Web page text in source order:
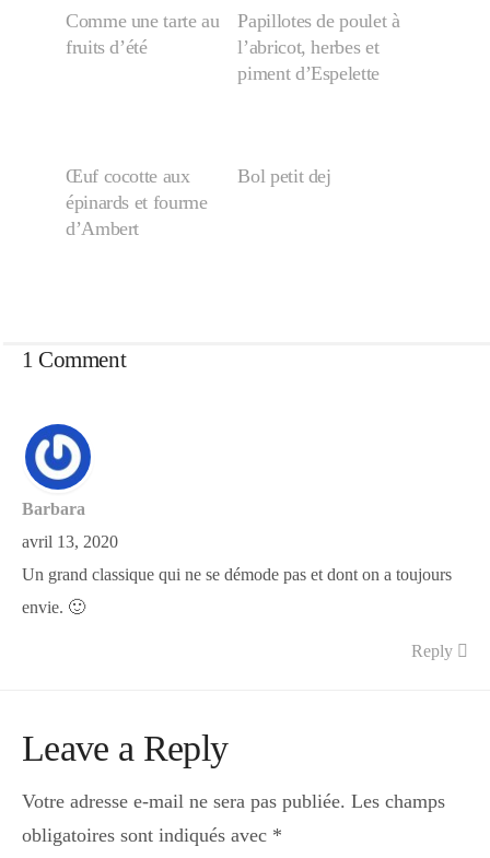
Comme une tarte au
fruits d’été
Papillotes de poulet à
l’abricot, herbes et
piment d’Espelette
Œuf cocotte aux
épinards et fourme
d’Ambert
Bol petit dej
1 Comment
Barbara
avril 13, 2020
Un grand classique qui ne se démode pas et dont on a toujours
envie. 🙂
Reply
Leave a Reply
Votre adresse e-mail ne sera pas publiée. Les champs
obligatoires sont indiqués avec *